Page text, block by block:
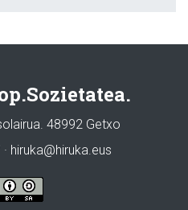
48992 Getxo
hiruka@hiruka.eus